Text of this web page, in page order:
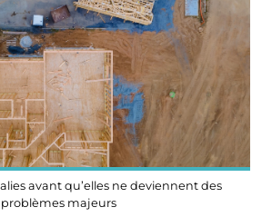
avant qu’elles ne deviennent des
problèmes majeurs